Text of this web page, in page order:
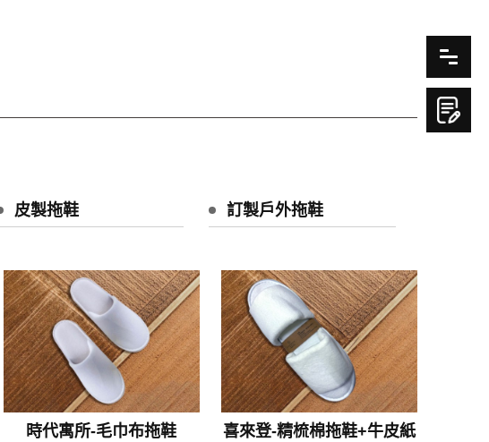
皮製拖鞋 訂製戶外拖鞋
時代寓所-毛巾布拖鞋
喜來登-精梳棉拖鞋+牛皮紙